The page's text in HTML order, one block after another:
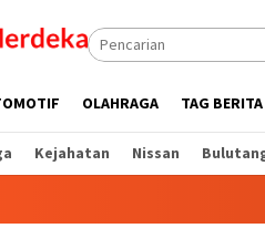
OLAHRAGA TAG BERITA
Kejahatan Nissan